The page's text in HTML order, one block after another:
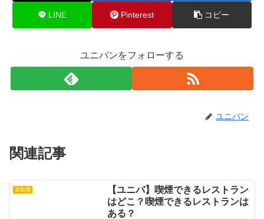
LINE Pinterest コピー
ユニバンをフォローする
ユニバン
関連記事
豆知識
【ユニバ】喫煙できるレストラン
はどこ？喫煙できるレストランは
ある？